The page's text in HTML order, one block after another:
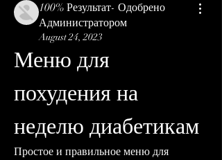
100% Результат- Одобрено
Администратором
August 24, 2023
Меню для
похудения на
неделю диабетикам
Простое и правильное меню для